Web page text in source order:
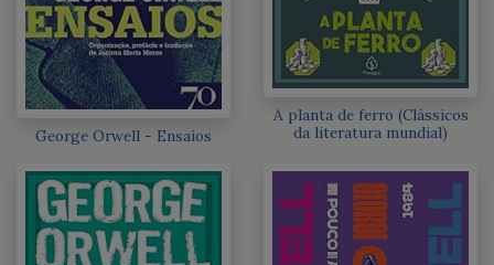
George Orwell - Ensaios
A planta de ferro (Clássicos
da literatura mundial)